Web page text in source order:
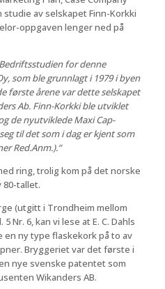
av selskapet Finn-Korkki
oppgaven lenger ned på
for denne
som ble grunnlagt i 1979 i byen
første årene var dette selskapet
Ab. Finn-Korkki ble utviklet
de nyutviklede Maxi Cap-
til det som i dag er kjent som
Red.Anm.).”
ring, trolig kom på det norske
80-tallet.
(utgitt i Trondheim mellom
5 Nr. 6, kan vi lese at E. C. Dahls
ny type flaskekork på to av
Bryggeriet var det første i
nye svenske patentet som
Wikanders AB.